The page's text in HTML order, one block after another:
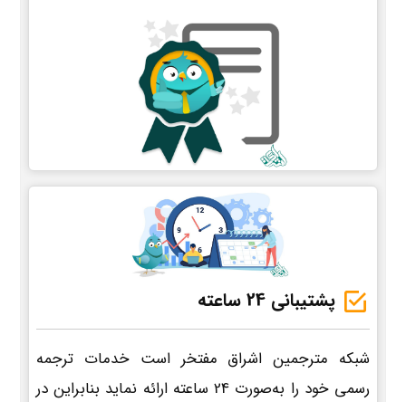
پشتیبانی 24 ساعته
شبکه مترجمین اشراق مفتخر است خدمات ترجمه
رسمی خود را به‌صورت 24 ساعته ارائه نماید بنابراین در